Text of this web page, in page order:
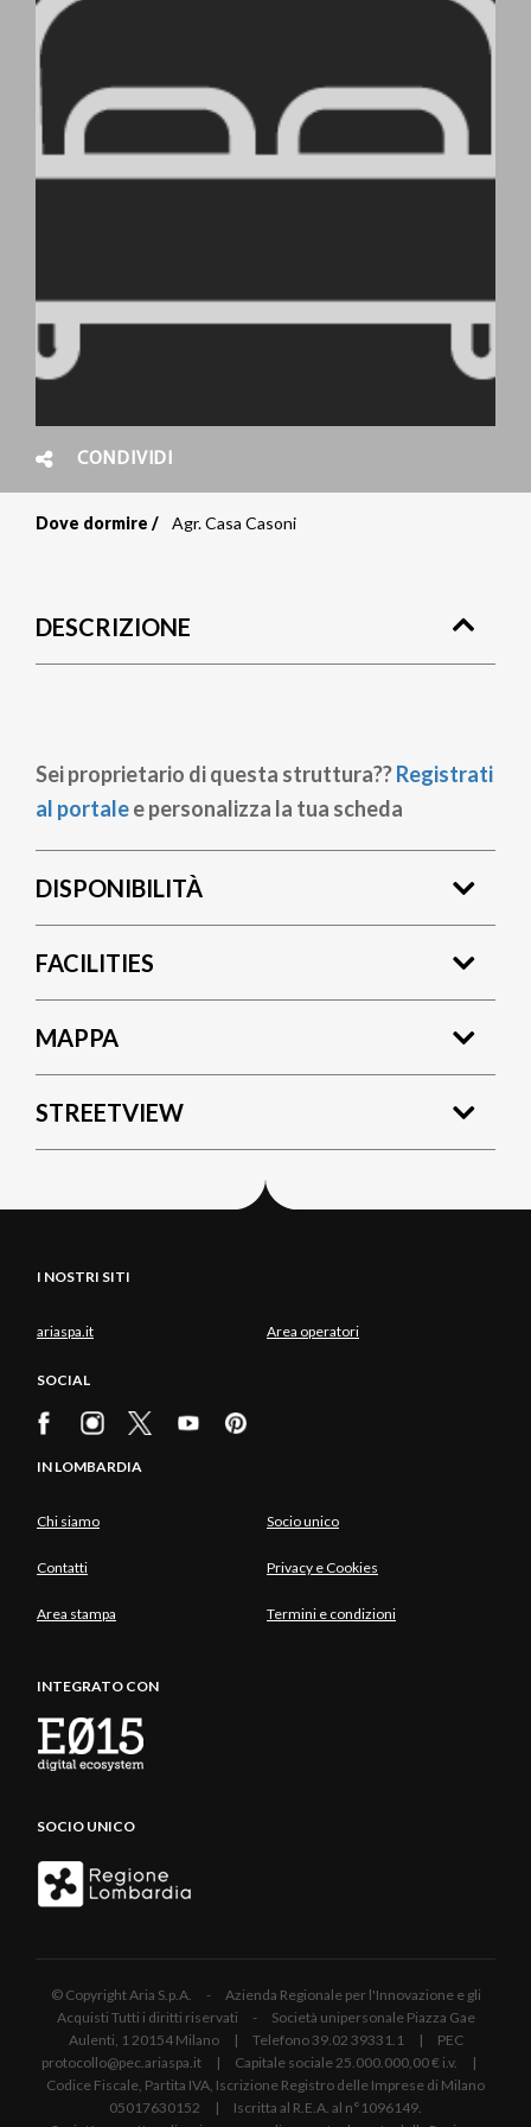
CONDIVIDI
Briciole
pane
Dove dormire Agr. Casa Casoni
DESCRIZIONE
Sei proprietario di questa struttura??Registrati
al portalee personalizza la tua scheda
DISPONIBILITÀ
FACILITIES
MAPPA
STREETVIEW
I NOSTRI SITI
ariaspa.it Area operatori
SOCIAL
IN LOMBARDIA
Chi siamo Socio unico
Contatti Privacy e Cookies
Area stampa Termini e condizioni
INTEGRATO CON
SOCIO UNICO
© Copyright Aria S.p.A. - Azienda Regionale per l'Innovazione e gli
Acquisti Tutti i diritti riservati - Società unipersonale Piazza Gae
Aulenti, 1 20154 Milano | Telefono 39.02 39331.1 | PEC
protocollo@pec.ariaspa.it | Capitale sociale 25.000.000,00 € i.v. |
Codice Fiscale, Partita IVA, Iscrizione Registro delle Imprese di Milano
05017630152 | Iscritta al R.E.A. al n°1096149.